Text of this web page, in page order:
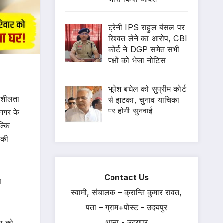
के
ट्रेनी IPS राहुल बंसल पर
रिश्वत लेने का आरोप, CBI
कोर्ट ने DGP समेत सभी
पक्षों को भेजा नोटिस
भूपेश बघेल को सुप्रीम कोर्ट
से झटका, चुनाव याचिका
पर होगी सुनवाई
Contact Us
स्वामी, संचालक – क्रान्ति कुमार रावत,
पता – ग्राम+पोस्ट - उदयपुर